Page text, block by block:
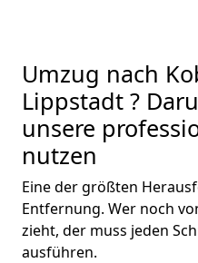
Umzug nach
Lippstadt ?
unsere
nutzen
Eine der größten
Entfernung. Wer noch
zieht, der muss jeden
ausführen.